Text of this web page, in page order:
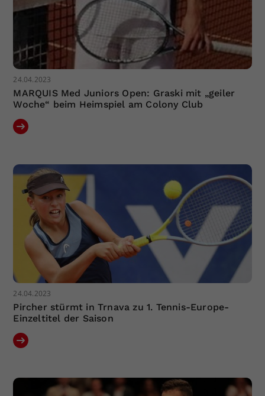
24.04.2023
MARQUIS Med Juniors Open: Graski mit „geiler
Woche“ beim Heimspiel am Colony Club
24.04.2023
Pircher stürmt in Trnava zu 1. Tennis-Europe-
Einzeltitel der Saison